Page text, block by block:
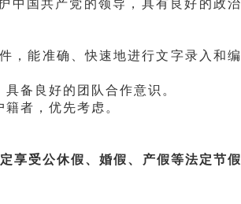
国共产党的领导，具有良好的政治
能准确、快速地进行文字录入和编
备良好的团队合作意识。
者，优先考虑。
享受公休假、婚假、产假等法定节假